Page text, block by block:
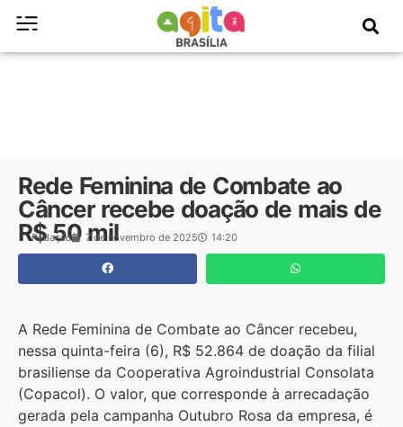
Rede Feminina de Combate ao
Câncer recebe doação de mais de
R$ 50 mil
Redação 7 de novembro de 2025 14:20
A Rede Feminina de Combate ao Câncer recebeu,
nessa quinta-feira (6), R$ 52.864 de doação da filial
brasiliense da Cooperativa Agroindustrial Consolata
(Copacol). O valor, que corresponde à arrecadação
gerada pela campanha Outubro Rosa da empresa, é